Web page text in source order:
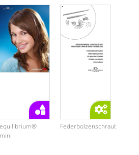
equilibrium®
mini
Federbolzenschrauben